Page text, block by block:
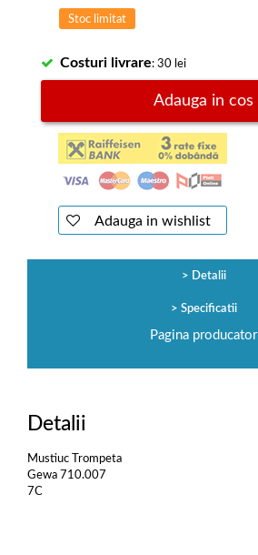
Stoc limitat
Costuri livrare: 30 lei
Adauga in cos
Adauga in wishlist
Detalii
Specificatii
Pagina producator
Detalii
Mustiuc Trompeta
Gewa 710.007
7C